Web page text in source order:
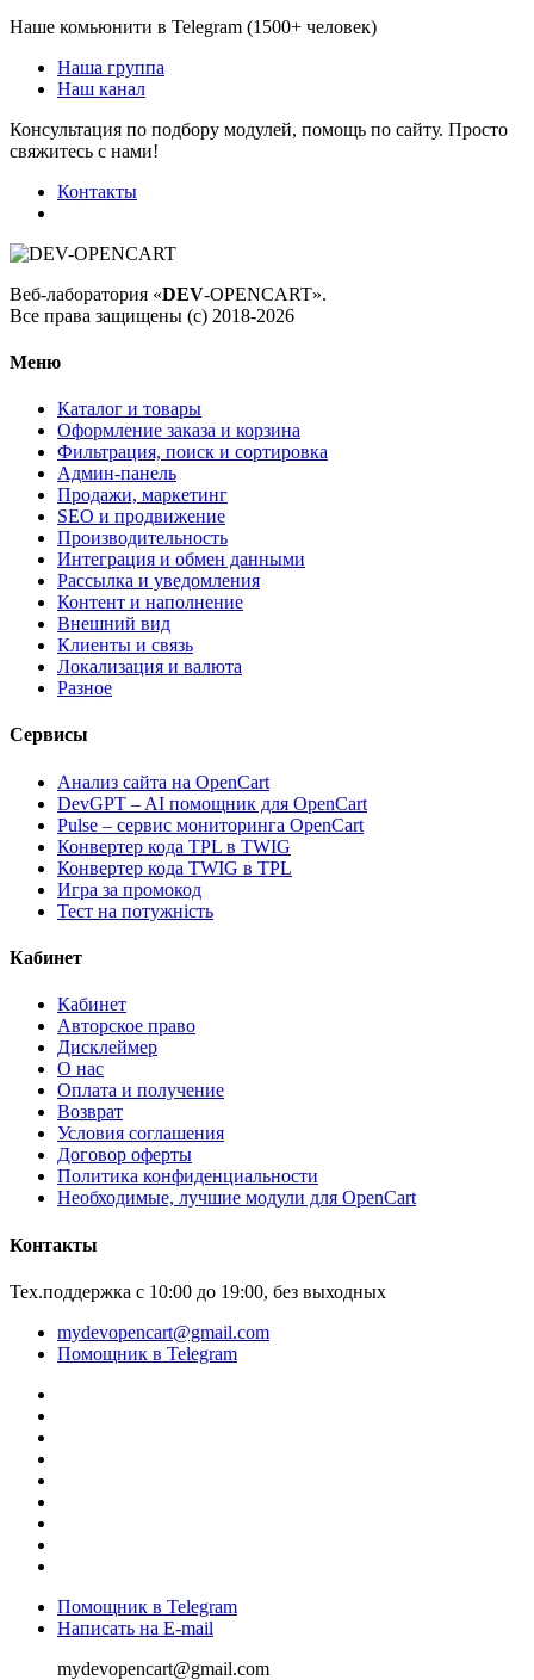
Наше комьюнити в Telegram (1500+ человек)
Наша группа
Наш канал
Консультация по подбору модулей, помощь по сайту. Просто
свяжитесь с нами!
Контакты
Веб-лаборатория «DEV-OPENCART».
Все права защищены (с) 2018-2026
Меню
Каталог и товары
Оформление заказа и корзина
Фильтрация, поиск и сортировка
Админ-панель
Продажи, маркетинг
SEO и продвижение
Производительность
Интеграция и обмен данными
Рассылка и уведомления
Контент и наполнение
Внешний вид
Клиенты и связь
Локализация и валюта
Разное
Сервисы
Анализ сайта на OpenCart
DevGPT – AI помощник для OpenCart
Pulse – сервис мониторинга OpenCart
Конвертер кода TPL в TWIG
Конвертер кода TWIG в TPL
Игра за промокод
Тест на потужність
Кабинет
Кабинет
Авторское право
Дисклеймер
О нас
Оплата и получение
Возврат
Условия соглашения
Договор оферты
Политика конфиденциальности
Необходимые, лучшие модули для OpenCart
Контакты
Тех.поддержка с 10:00 до 19:00, без выходных
mydevopencart@gmail.com
Помощник в Telegram
Помощник в Telegram
Написать на E-mail
mydevopencart@gmail.com